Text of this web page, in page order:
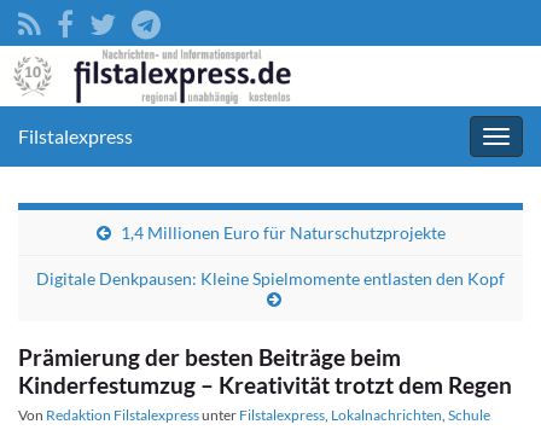
Filstalexpress
1,4 Millionen Euro für Naturschutzprojekte
Digitale Denkpausen: Kleine Spielmomente entlasten den Kopf
Prämierung der besten Beiträge beim
Kinderfestumzug – Kreativität trotzt dem Regen
Von Redaktion Filstalexpressunter Filstalexpress, Lokalnachrichten, Schule